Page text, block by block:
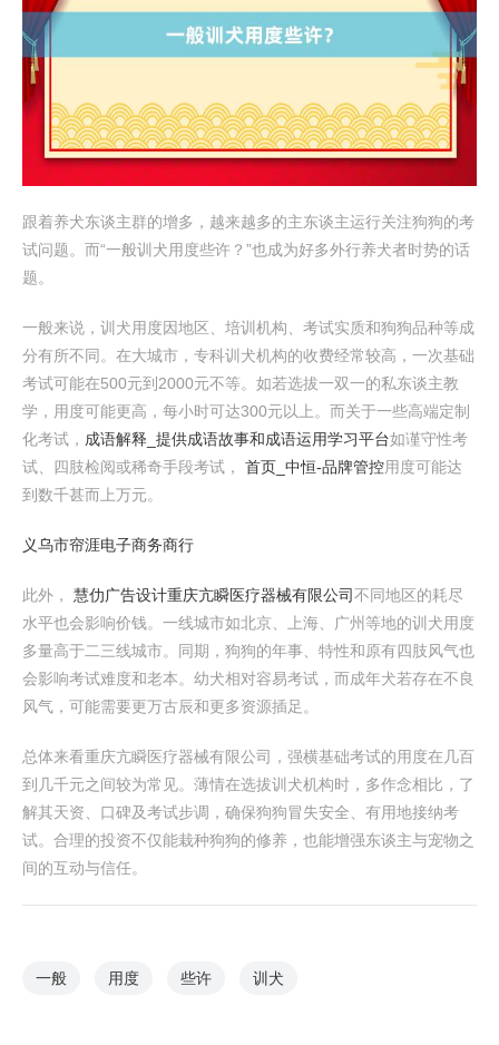
跟着养犬东谈主群的增多，越来越多的主东谈主运行关注狗狗的考
试问题。而“一般训犬用度些许？”也成为好多外行养犬者时势的话
题。
一般来说，训犬用度因地区、培训机构、考试实质和狗狗品种等成
分有所不同。在大城市，专科训犬机构的收费经常较高，一次基础
考试可能在500元到2000元不等。如若选拔一双一的私东谈主教
学，用度可能更高，每小时可达300元以上。而关于一些高端定制
化考试， 成语解释_提供成语故事和成语运用学习平台如谨守性考
试、四肢检阅或稀奇手段考试， 首页_中恒-品牌管控用度可能达
到数千甚而上万元。
义乌市帘涯电子商务商行
此外， 慧仂广告设计重庆亢瞬医疗器械有限公司不同地区的耗尽
水平也会影响价钱。一线城市如北京、上海、广州等地的训犬用度
多量高于二三线城市。同期，狗狗的年事、特性和原有四肢风气也
会影响考试难度和老本。幼犬相对容易考试，而成年犬若存在不良
风气，可能需要更万古辰和更多资源插足。
总体来看重庆亢瞬医疗器械有限公司，强横基础考试的用度在几百
到几千元之间较为常见。薄情在选拔训犬机构时，多作念相比，了
解其天资、口碑及考试步调，确保狗狗冒失安全、有用地接纳考
试。合理的投资不仅能栽种狗狗的修养，也能增强东谈主与宠物之
间的互动与信任。
一般 用度 些许 训犬